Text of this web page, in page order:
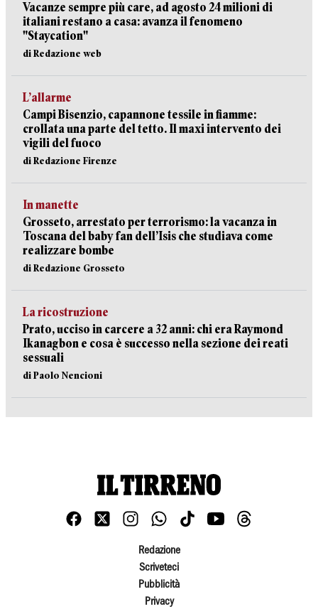
Vacanze sempre più care, ad agosto 24 milioni di
italiani restano a casa: avanza il fenomeno
"Staycation"
di Redazione web
L’allarme
Campi Bisenzio, capannone tessile in fiamme:
crollata una parte del tetto. Il maxi intervento dei
vigili del fuoco
di Redazione Firenze
In manette
Grosseto, arrestato per terrorismo: la vacanza in
Toscana del baby fan dell’Isis che studiava come
realizzare bombe
di Redazione Grosseto
La ricostruzione
Prato, ucciso in carcere a 32 anni: chi era Raymond
Ikanagbon e cosa è successo nella sezione dei reati
sessuali
di Paolo Nencioni
Redazione
Scriveteci
Pubblicità
Privacy